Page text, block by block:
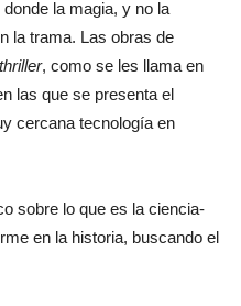
la magia, y no la
la trama. Las obras de
, como se les llama en
las que se presenta el
cercana tecnología en
sobre lo que es la ciencia-
en la historia, buscando el